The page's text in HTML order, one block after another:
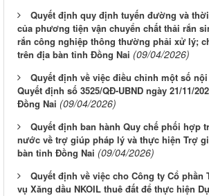
Quyết định quy định tuyến đường và
của phương tiện vận chuyển chất thải rắn
rắn công nghiệp thông thường phải xử lý;
trên địa bàn tỉnh Đồng Nai (09/04/2026)
Quyết định về việc điều chỉnh một số
Quyết định số 3525/QĐ-UBND ngày 21/11/
Đồng Nai (09/04/2026)
Quyết định ban hành Quy chế phối hợp
nước về trợ giúp pháp lý và thực hiện Trợ
bàn tỉnh Đồng Nai (09/04/2026)
Quyết định về việc cho Công ty Cổ phần
vụ Xăng dầu NKOIL thuê đất để thực hiện